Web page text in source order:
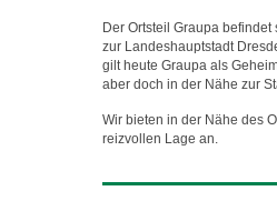
Der Ortsteil Graupa
zur Landeshauptstadt
gilt heute Graupa als
aber doch in der Nähe zur
Wir bieten in der Nähe des
reizvollen Lage an.